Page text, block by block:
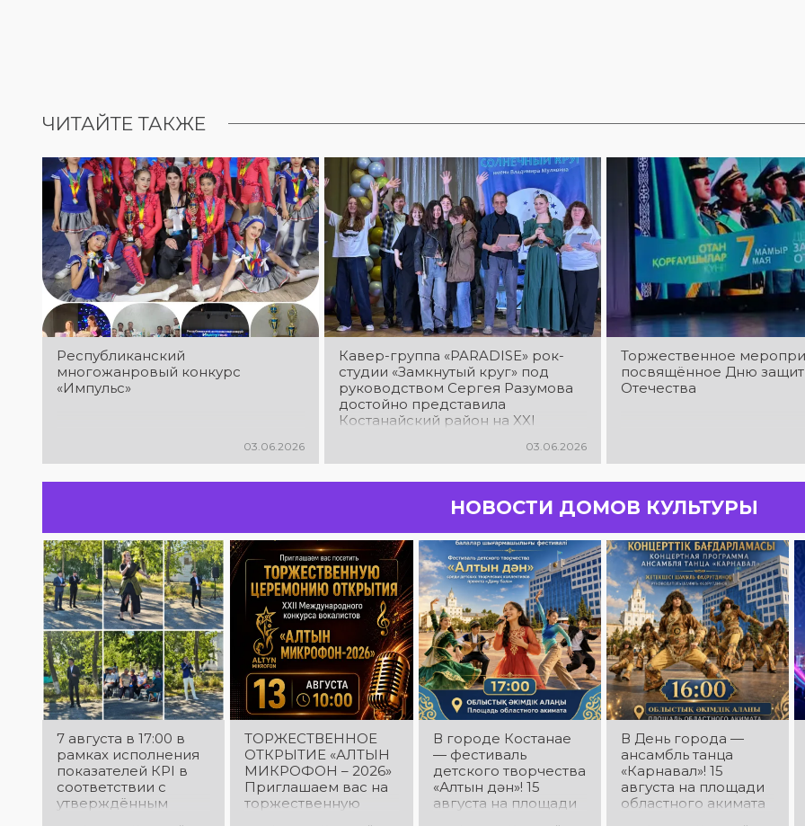
ЧИТАЙТЕ ТАКЖЕ
Республиканский
многожанровый конкурс
«Импульс»
03.06.2026
Кавер-группа «PARADISE» рок-
студии «Замкнутый круг» под
руководством Сергея Разумова
достойно представила
Костанайский район на XXI
юношеском фестивале дружбы и
творчества «Солнечный круг –
2026»
03.06.2026
Торжественное
посвящённое Дню
Отечества
НОВОСТИ ДОМОВ КУЛЬТУРЫ
7 августа в 17:00 в
рамках исполнения
показателей КРІ в
соответствии с
утверждённым
ТОРЖЕСТВЕННОЕ
ОТКРЫТИЕ «АЛТЫН
МИКРОФОН – 2026»
Приглашаем вас на
торжественную
В городе Костанае
— фестиваль
детского творчества
«Алтын дән»! 15
августа на площади
В День города —
ансамбль танца
«Карнавал»! 15
августа на площади
областного акимата